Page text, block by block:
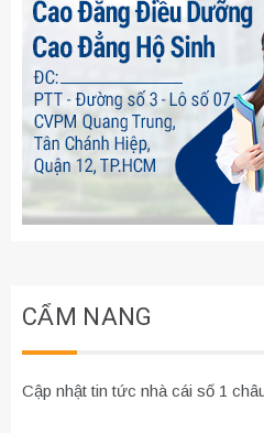
CẨM NANG
Cập nhật tin tức nhà cái số 1